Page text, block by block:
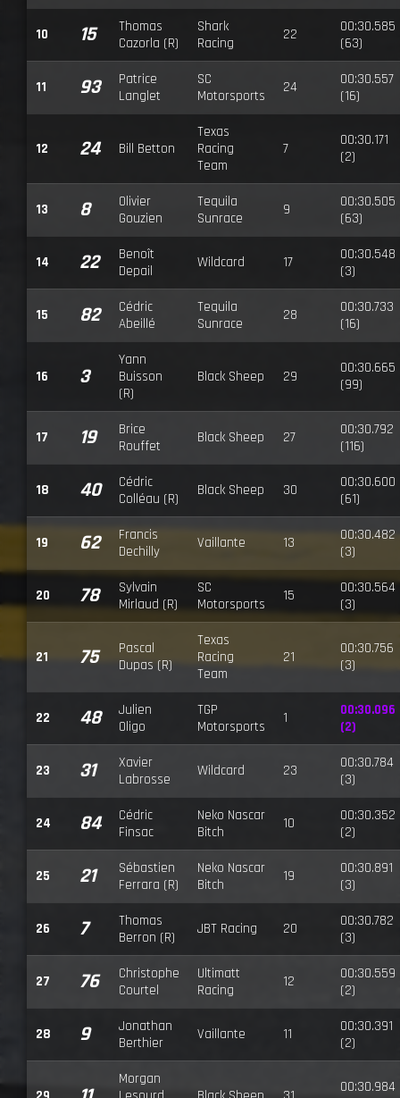
10 15
Thomas
Cazorla (R)
Shark
Racing
22
00:30.585
(63)
11 93
Patrice
Langlet
SC
Motorsports
24
00:30.557
(16)
12 24 Bill Betton
Texas
Racing
Team
7
00:30.171
(2)
13 8
Olivier
Gouzien
Tequila
Sunrace
9
00:30.505
(63)
14 22
Benoît
Depail
Wildcard 17
00:30.548
(3)
15 82
Cédric
Abeillé
Tequila
Sunrace
28
00:30.733
(16)
16 3
Yann
Buisson
(R)
Black Sheep 29
00:30.665
(99)
17 19
Brice
Rouffet
Black Sheep 27
00:30.792
(116)
18 40
Cédric
Colléau (R)
Black Sheep 30
00:30.600
(61)
19 62
Francis
Dechilly
Vaillante 13
00:30.482
(3)
20 78
Sylvain
Mirlaud (R)
SC
Motorsports
15
00:30.564
(3)
21 75
Pascal
Dupas (R)
Texas
Racing
Team
21
00:30.756
(3)
22 48
Julien
Oligo
TGP
Motorsports
1
00:30.096
(2)
23 31
Xavier
Labrosse
Wildcard 23
00:30.784
(3)
24 84
Cédric
Finsac
Neko Nascar
Bitch
10
00:30.352
(2)
25 21
Sébastien
Ferrara (R)
Neko Nascar
Bitch
19
00:30.891
(3)
26 7
Thomas
Berron (R)
JBT Racing 20
00:30.782
(3)
27 76
Christophe
Courtel
Ultimatt
Racing
12
00:30.559
(2)
28 9
Jonathan
Berthier
Vaillante 11
00:30.391
(2)
Morgan
00:30.984